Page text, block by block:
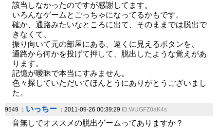
該当しなかったのですが感謝してます。
いろんなゲームとごっちゃになってるかもです。
確か、通路みたいなところに出て、そのままでは脱出で
きなくて、
振り向いて元の部屋にある、遠くに見えるボタンを、
通路から何かを投げて押して、脱出したような覚えがあ
ります。
記憶が曖昧で本当にすみません。
色々探していただいてほんとうにありがとうございまし
た。
9549 ： いっちー ：2011-09-26 00:39:29 ID:WUGFZ0aK4s
音無しでオススメの脱出ゲームってありますか？